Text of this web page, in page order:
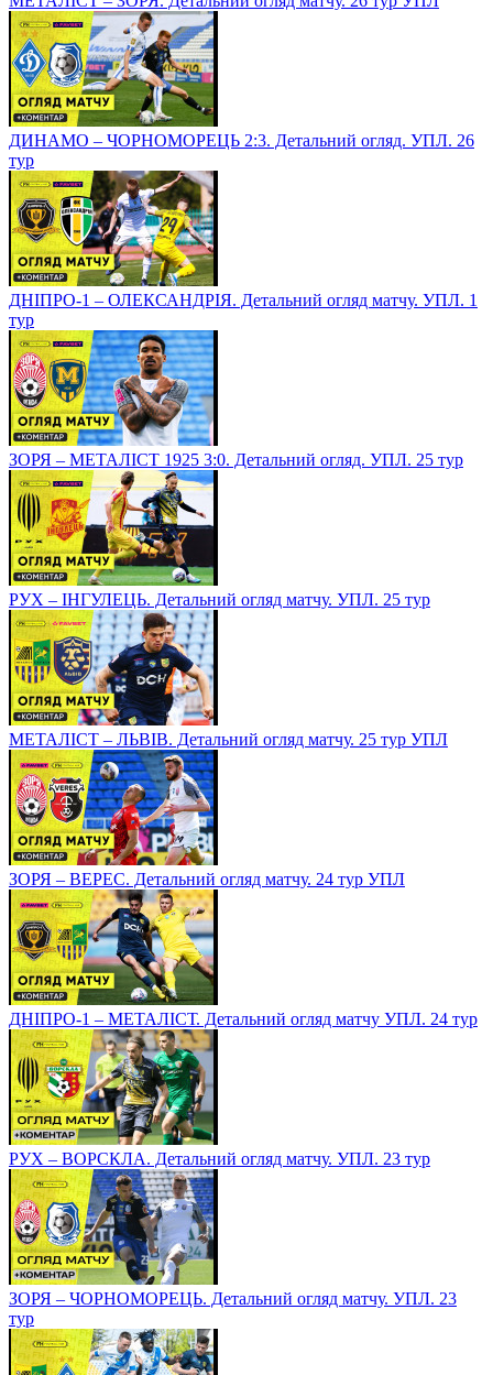
ДИНАМО – ЧОРНОМОРЕЦЬ 2:3. Детальний огляд. УПЛ. 26
тур
ДНІПРО-1 – ОЛЕКСАНДРІЯ. Детальний огляд матчу. УПЛ. 1
тур
ЗОРЯ – МЕТАЛІСТ 1925 3:0. Детальний огляд. УПЛ. 25 тур
РУХ – ІНГУЛЕЦЬ. Детальний огляд матчу. УПЛ. 25 тур
МЕТАЛІСТ – ЛЬВІВ. Детальний огляд матчу. 25 тур УПЛ
ЗОРЯ – ВЕРЕС. Детальний огляд матчу. 24 тур УПЛ
ДНІПРО-1 – МЕТАЛІСТ. Детальний огляд матчу УПЛ. 24 тур
РУХ – ВОРСКЛА. Детальний огляд матчу. УПЛ. 23 тур
ЗОРЯ – ЧОРНОМОРЕЦЬ. Детальний огляд матчу. УПЛ. 23
тур